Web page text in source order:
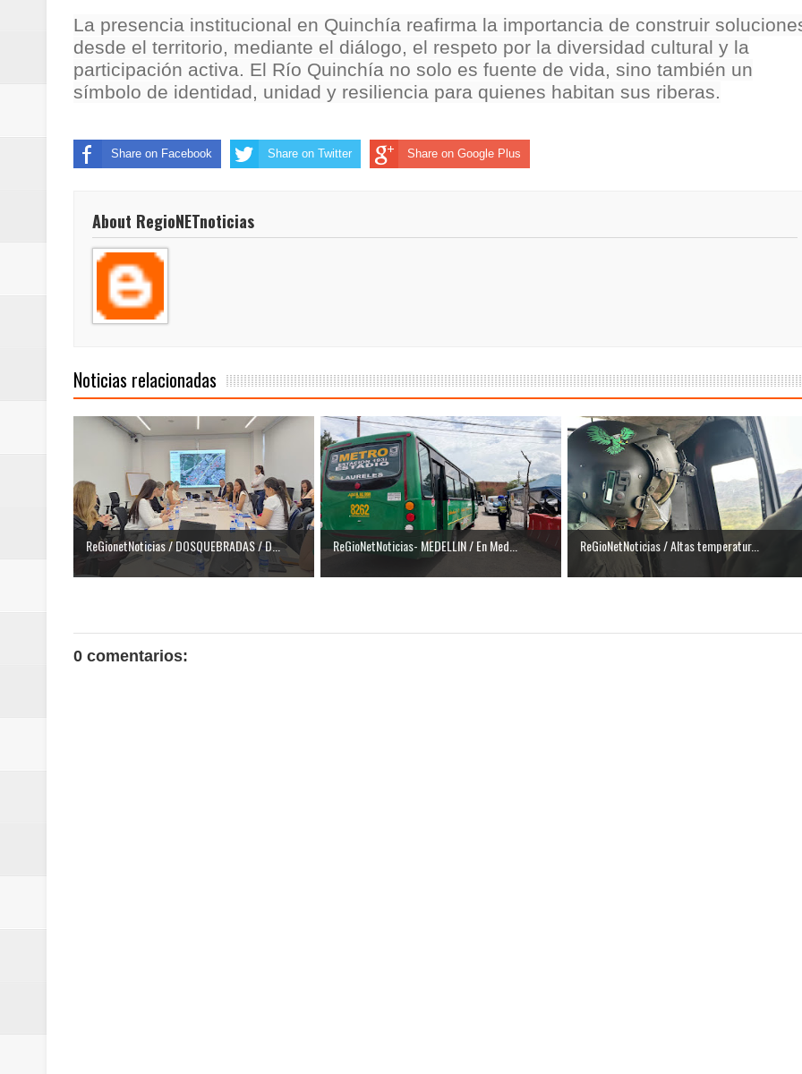
ReGioNetNoticias- MEDELLIN / En Medellín fue inmovilizado un bus que estaba siendo lavado
excedió límites de emisión de gases contaminantes
ReGioNetNoticias / Altas temperaturas ponen en máxima alerta al Tolima
seguridad para la posesión presidencial
Regionetnoticias / En solo dos años y siete meses, la Fábrica de Licores del Tolima alcanzó el 94
La presencia institucional en Quinchía reafirma la importancia de construir
desde el territorio, mediante el diálogo, el respeto por la diversidad cultural y la
participación activa. El Río Quinchía no solo es fuente de vida, sino también un
símbolo de identidad, unidad y resiliencia para quienes habitan sus riberas.
Share on Facebook Share on Twitter Share on Google Plus
About RegioNETnoticias
Noticias relacionadas
ReGionetNoticias / DOSQUEBRADAS / D... ReGioNetNoticias- MEDELLIN / En Med... ReGioNetNoticias / Altas temperatur...
0 comentarios: